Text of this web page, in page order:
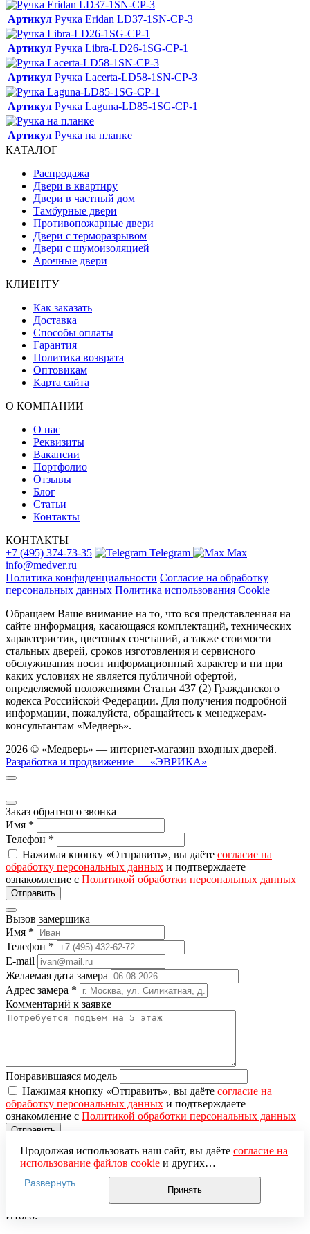
Артикул Ручка Eridan LD37-1SN-CP-3
Артикул Ручка Libra-LD26-1SG-CP-1
Артикул Ручка Lacerta-LD58-1SN-CP-3
Артикул Ручка Laguna-LD85-1SG-CP-1
Артикул Ручка на планке
КАТАЛОГ
Распродажа
Двери в квартиру
Двери в частный дом
Тамбурные двери
Противопожарные двери
Двери с терморазрывом
Двери с шумоизоляцией
Арочные двери
КЛИЕНТУ
Как заказать
Доставка
Способы оплаты
Гарантия
Политика возврата
Оптовикам
Карта сайта
О КОМПАНИИ
О нас
Реквизиты
Вакансии
Портфолио
Отзывы
Блог
Статьи
Контакты
КОНТАКТЫ
+7 (495) 374-73-35
Telegram
Max
info@medver.ru
Политика конфиденциальности Согласие на обработку
персональных данных Политика использования Cookie
Обращаем Ваше внимание на то, что вся представленная на
сайте информация, касающаяся комплектаций, технических
характеристик, цветовых сочетаний, а также стоимости
стальных дверей, сроков изготовления и сервисного
обслуживания носит информационный характер и ни при
каких условиях не является публичной офертой,
определяемой положениями Статьи 437 (2) Гражданского
кодекса Российской Федерации. Для получения подробной
информации, пожалуйста, обращайтесь к менеджерам-
консультантам «Медверь».
2026 © «Медверь» — интернет-магазин входных дверей.
Разработка и продвижение — «ЭВРИКА»
Заказ обратного звонка
Имя *
Телефон *
Нажимая кнопку «Отправить», вы даёте согласие на
обработку персональных данных и подтверждаете
ознакомление с Политикой обработки персональных данных
Вызов замерщика
Имя *
Телефон *
E-mail
Желаемая дата замера
Адрес замера *
Комментарий к заявке
Понравившаяся модель
Нажимая кнопку «Отправить», вы даёте согласие на
обработку персональных данных и подтверждаете
ознакомление с Политикой обработки персональных данных
Продолжая использовать наш сайт, вы даёте согласие на
использование файлов cookieи других
пользовательских данных (включая IP-адрес, сведения о
местоположении, устройстве, действиях на сайте и т. п.)
для функционирования сайта, проведения
Развернуть
Принять
Вы добавили в корзину
Цена за единицу:
Итого: